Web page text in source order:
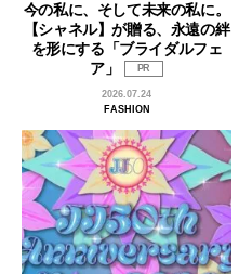
今の私に、そして未来の私に。
【シャネル】が贈る、永遠の絆
を形にする「ブライダルフェ
ア」
PR
2026.07.24
FASHION